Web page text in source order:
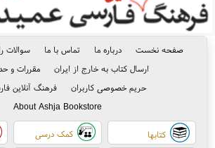
صفحه نخست درباره ما تماس با ما سوالات
ارسال کتاب به خارج از ایران
مقررات و
حریم خصوصی کاربران
فرهنگ آنلاین
About Ashja Bookstore
کتابها کمک درسی